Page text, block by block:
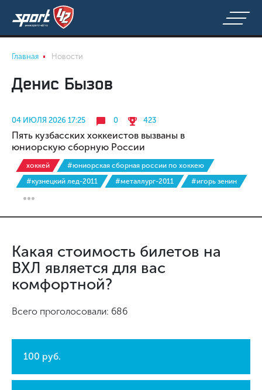
Главная Новости
Денис Бызов
04 ИЮЛЯ 2026 17:25 0 423
Пять кузбасских хоккеистов вызваны в
юниорскую сборную России
хоккей
#юниорская сборная россии по хоккею
#кузнецкий лед-2011
#металлург-2011 #игорь зенин
Какая стоимость билетов на
ВХЛ является для вас
комфортной?
Всего проголосовали: 686
100 руб.